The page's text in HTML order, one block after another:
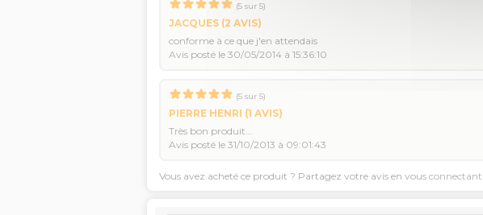
(5 sur 5)
JACQUES (2 AVIS)
conforme à ce que j'en attendais
Avis posté le 30/05/2014 à 15:36:10
(5 sur 5)
PIERRE HENRI (1 AVIS)
Très bon produit...
Avis posté le 31/10/2013 à 09:01:43
Vous avez acheté ce produit ? Partagez votre avis en vous connectant